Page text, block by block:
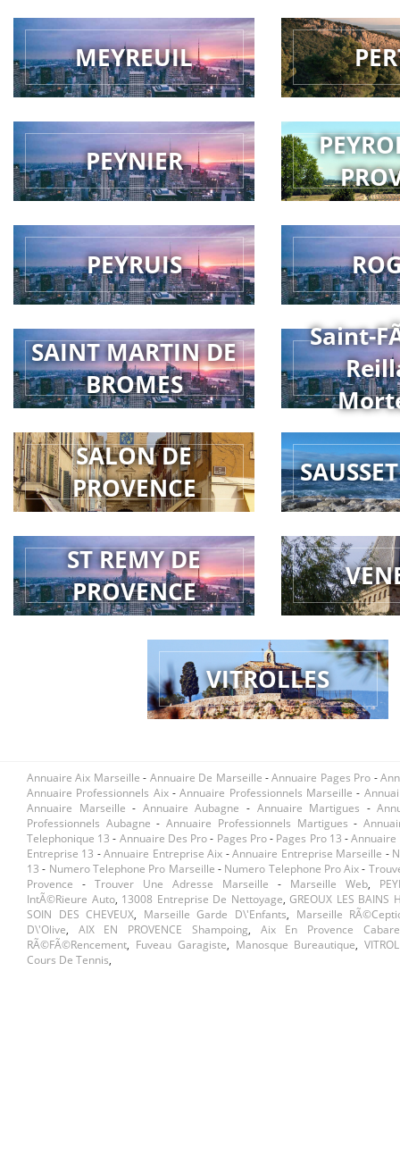
MEYREUIL
PEYNIER
PEYRUIS
SAINT MARTIN DE
BROMES
Saint-
SALON DE
PROVENCE
ST REMY DE
PROVENCE
VITROLLES
Annuaire Aix Marseille - Annuaire De Marseille -Annuaire Pages Pro -
Annuaire Professionnels Aix -Annuaire Professionnels Marseille -
Annuaire Marseille - Annuaire Aubagne - Annuaire Martigues -
Professionnels Aubagne -Annuaire Professionnels Martigues -
Telephonique 13 - Annuaire Des Pro- Pages Pro- Pages Pro 13 -Annuaire
Entreprise 13 -Annuaire Entreprise Aix -Annuaire Entreprise Marseille -
13 - Numero Telephone Pro Marseille - Numero Telephone Pro Aix-
Provence - Trouver Une Adresse Marseille - Marseille Web,
IntÃ©rieure Auto, 13008 Entreprise De Nettoyage, GREOUX LES BAINS
SOIN DES CHEVEUX, Marseille Garde D\'enfants, Marseille
D\'olive, AIX EN PROVENCE Shampoing, Aix En Provence
RÃ©fÃ©rencement, Fuveau Garagiste, Manosque Bureautique,
Cours De Tennis,